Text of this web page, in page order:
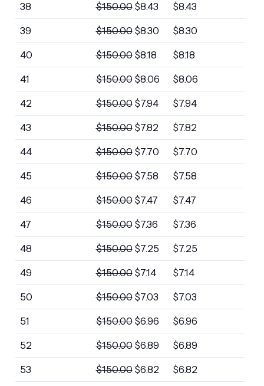
38 $150.00 $8.43 $8.43
39 $150.00 $8.30 $8.30
40 $150.00 $8.18 $8.18
41 $150.00 $8.06 $8.06
42 $150.00 $7.94 $7.94
43 $150.00 $7.82 $7.82
44 $150.00 $7.70 $7.70
45 $150.00 $7.58 $7.58
46 $150.00 $7.47 $7.47
47 $150.00 $7.36 $7.36
48 $150.00 $7.25 $7.25
49 $150.00 $7.14 $7.14
50 $150.00 $7.03 $7.03
51 $150.00 $6.96 $6.96
52 $150.00 $6.89 $6.89
53 $150.00 $6.82 $6.82